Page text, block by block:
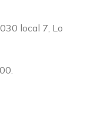
local 7, Lo